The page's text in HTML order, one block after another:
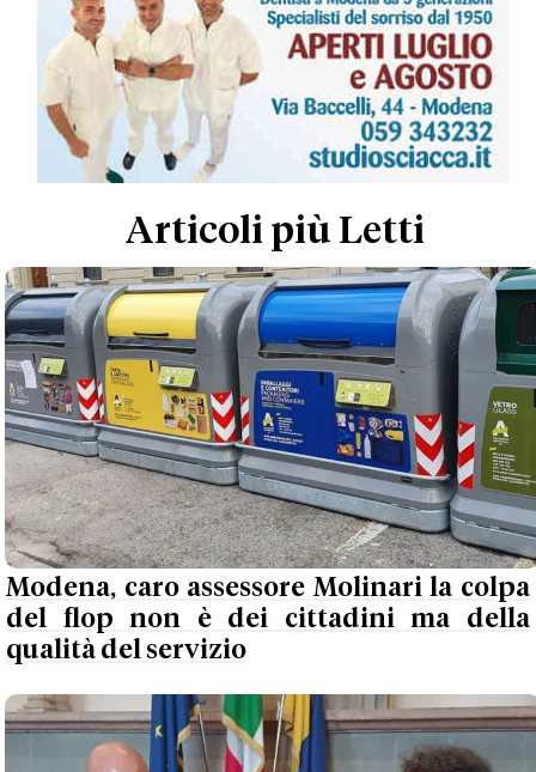
Articoli più Letti
Modena, caro assessore Molinari la colpa
del flop non è dei cittadini ma della
qualità del servizio